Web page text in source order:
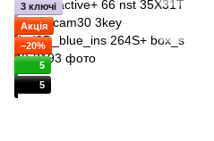
3 ключі
Акція
−20%
5
5